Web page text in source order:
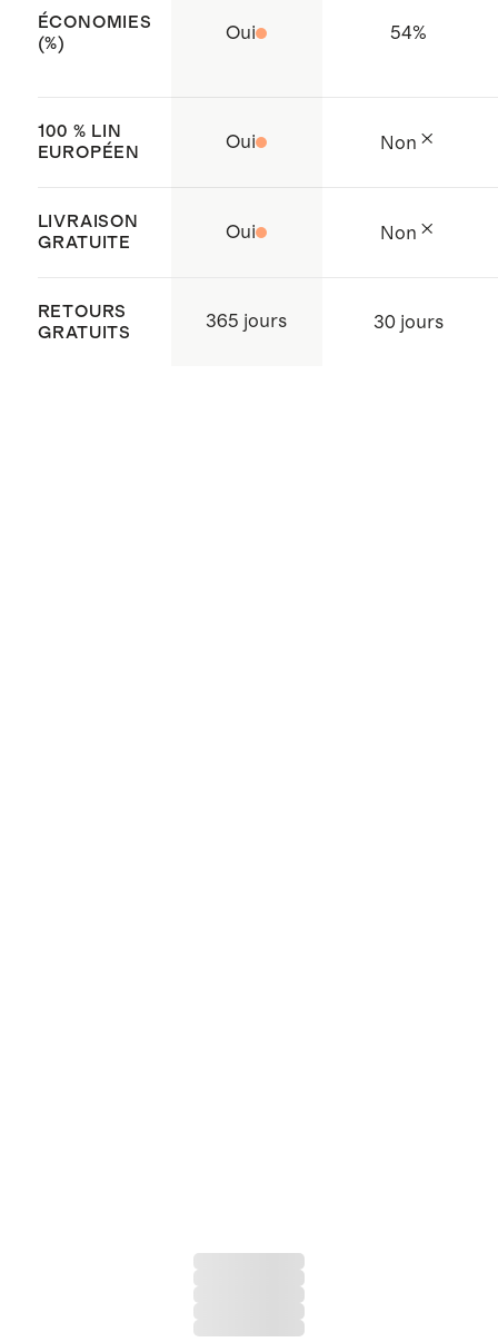
Initiative) qui visent à améliorer les
Fabriqué avec soin au Vietnam
ÉCONOMIES
(%)
Oui 54%
100 % LIN
EUROPÉEN
Oui Non
LIVRAISON
GRATUITE
Oui Non
RETOURS
GRATUITS
365 jours 30 jours